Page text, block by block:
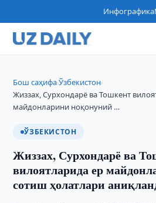
Инфографика
Бош саҳифа›Ўзбекистон›
Жиззах, Сурхондарё ва Тошкент
майдонларини ноқонуний …
ЎЗБЕКИСТОН
Жиззах, Сурхондарё ва
вилоятларида ер
сотиш ҳолатлари